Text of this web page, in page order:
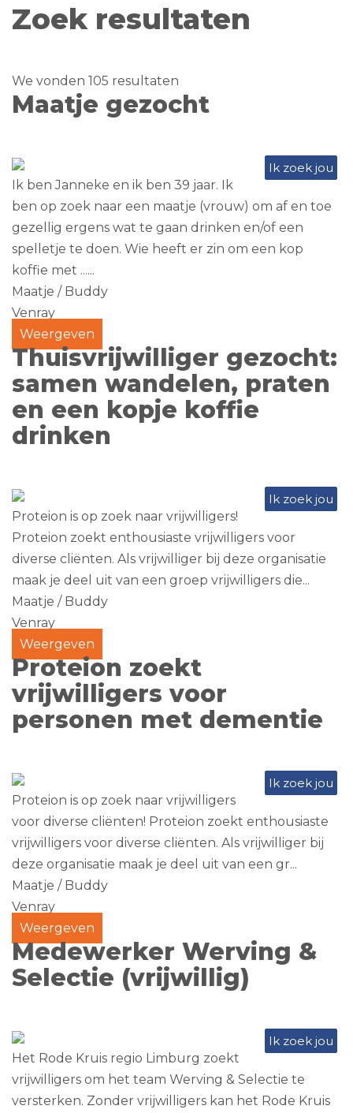
Zoek resultaten
We vonden 105 resultaten
Maatje gezocht
Ik zoek jou
Ik ben Janneke en ik ben 39 jaar. Ik
ben op zoek naar een maatje (vrouw) om af en toe
gezellig ergens wat te gaan drinken en/of een
spelletje te doen. Wie heeft er zin om een kop
koffie met ......
Maatje / Buddy
Venray
Weergeven
Thuisvrijwilliger gezocht:
samen wandelen, praten
en een kopje koffie
drinken
Ik zoek jou
Proteion is op zoek naar vrijwilligers!
Proteion zoekt enthousiaste vrijwilligers voor
diverse cliënten. Als vrijwilliger bij deze organisatie
maak je deel uit van een groep vrijwilligers die...
Maatje / Buddy
Venray
Weergeven
Proteion zoekt
vrijwilligers voor
personen met dementie
Ik zoek jou
Proteion is op zoek naar vrijwilligers
voor diverse cliënten! Proteion zoekt enthousiaste
vrijwilligers voor diverse cliënten. Als vrijwilliger bij
deze organisatie maak je deel uit van een gr...
Maatje / Buddy
Venray
Weergeven
Medewerker Werving &
Selectie (vrijwillig)
Ik zoek jou
Het Rode Kruis regio Limburg zoekt
vrijwilligers om het team Werving & Selectie te
versterken. Zonder vrijwilligers kan het Rode Kruis